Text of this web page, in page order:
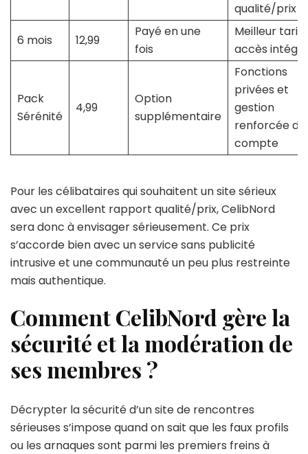
qualité/prix
6 mois
12,99
Payé en une
fois
Meilleur tarif,
accès
Pack
Sérénité
4,99
Option
supplémentaire
Fonctions
privées et
gestion
renforcée du
compte
Pour les célibataires qui souhaitent un site sérieux
avec un excellent rapport qualité/prix, CelibNord
sera donc à envisager sérieusement. Ce prix
s’accorde bien avec un service sans publicité
intrusive et une communauté un peu plus restreinte
mais authentique.
Comment CelibNord gère la
sécurité et la modération de
ses membres ?
Décrypter la sécurité d’un site de rencontres
sérieuses s’impose quand on sait que les faux profils
ou les arnaques sont parmi les premiers freins à